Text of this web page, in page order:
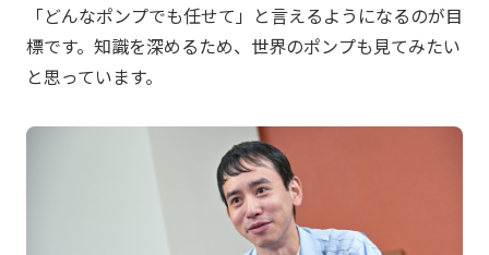
「どんなポンプでも任せて」と言えるようになるのが目
標です。知識を深めるため、世界のポンプも見てみたい
と思っています。